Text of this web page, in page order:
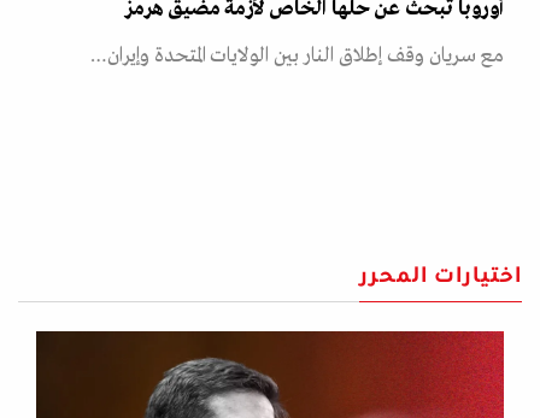
أوروبا تبحث عن حلها الخاص لأزمة مضيق هرمز
مع سريان وقف إطلاق النار بين الولايات المتحدة وإيران…
اختيارات المحرر